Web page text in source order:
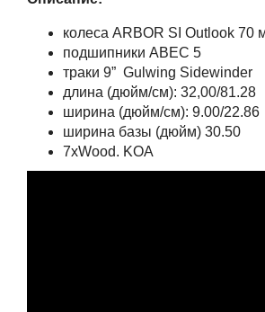
колеса ARBOR SI Outlook 70
подшипники ABEC 5
траки 9” Gulwing Sidewinder
длина (дюйм/см): 32,00/81.28
ширина (дюйм/см): 9.00/22.86
ширина базы (дюйм) 30.50
7хWood. KOA